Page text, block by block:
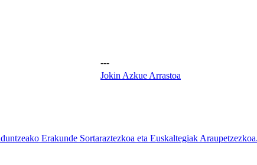
---
Jokin Azkue Arrastoa
Erakunde Sortaraztezkoa eta Euskaltegiak Araupetzezkoa.